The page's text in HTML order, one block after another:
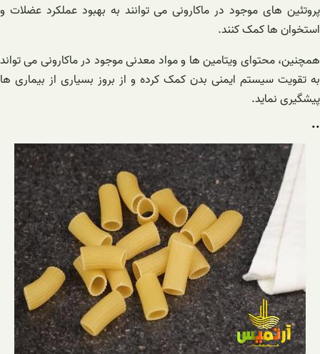
پروتئین های موجود در ماکارونی می توانند به بهبود عملکرد عضلات و
استخوان ها کمک کنند.
همچنین، محتوای ویتامین ها و مواد معدنی موجود در ماکارونی می تواند
به تقویت سیستم ایمنی بدن کمک کرده و از بروز بسیاری از بیماری ها
پیشگیری نماید.
..